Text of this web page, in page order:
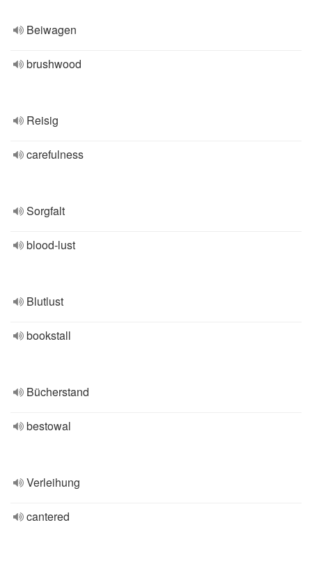
Beiwagen
brushwood
Reisig
carefulness
Sorgfalt
blood-lust
Blutlust
bookstall
Bücherstand
bestowal
Verleihung
cantered